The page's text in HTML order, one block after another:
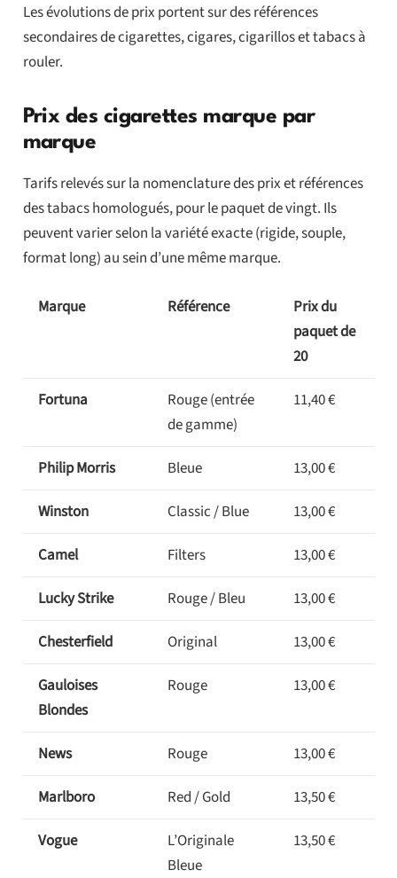
Les évolutions de prix portent sur des références
secondaires de cigarettes, cigares, cigarillos et tabacs à
rouler.
Prix des cigarettes marque par
marque
Tarifs relevés sur la nomenclature des prix et références
des tabacs homologués, pour le paquet de vingt. Ils
peuvent varier selon la variété exacte (rigide, souple,
format long) au sein d’une même marque.
Marque Référence
Prix du
paquet de
20
Fortuna
Rouge (entrée
de gamme)
11,40 €
Philip Morris Bleue 13,00 €
Winston Classic / Blue 13,00 €
Camel Filters 13,00 €
Lucky Strike Rouge / Bleu 13,00 €
Chesterfield Original 13,00 €
Gauloises
Blondes
Rouge 13,00 €
News Rouge 13,00 €
Marlboro Red / Gold 13,50 €
Vogue
L’Originale
Bleue
13,50 €